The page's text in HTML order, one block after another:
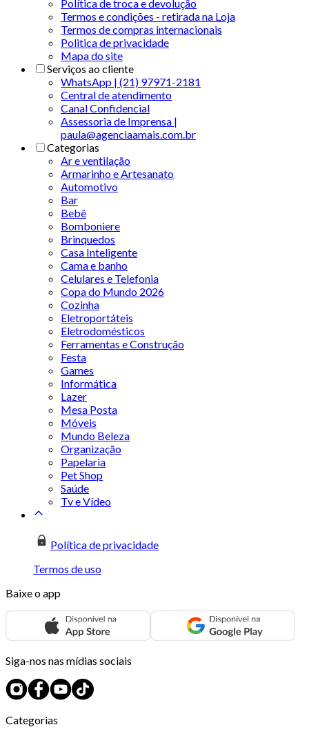
Política de troca e devolução
Termos e condições - retirada na Loja
Termos de compras internacionais
Politica de privacidade
Mapa do site
Serviços ao cliente
WhatsApp | (21) 97971-2181
Central de atendimento
Canal Confidencial
Assessoria de Imprensa |
paula@agenciaamais.com.br
Categorias
Ar e ventilação
Armarinho e Artesanato
Automotivo
Bar
Bebê
Bomboniere
Brinquedos
Casa Inteligente
Cama e banho
Celulares e Telefonia
Copa do Mundo 2026
Cozinha
Eletroportáteis
Eletrodomésticos
Ferramentas e Construção
Festa
Games
Informática
Lazer
Mesa Posta
Móveis
Mundo Beleza
Organização
Papelaria
Pet Shop
Saúde
Tv e Vídeo
Política de privacidade
Termos de uso
Baixe o app
Siga-nos nas mídias sociais
Categorias